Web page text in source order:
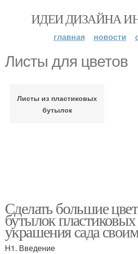
ИДЕИ ДИЗАЙНА
главная новости
Листы для цветов
Листы из пластиковых
бутылок
Сделать большие
бутылок
украшения сада
H1. Введение